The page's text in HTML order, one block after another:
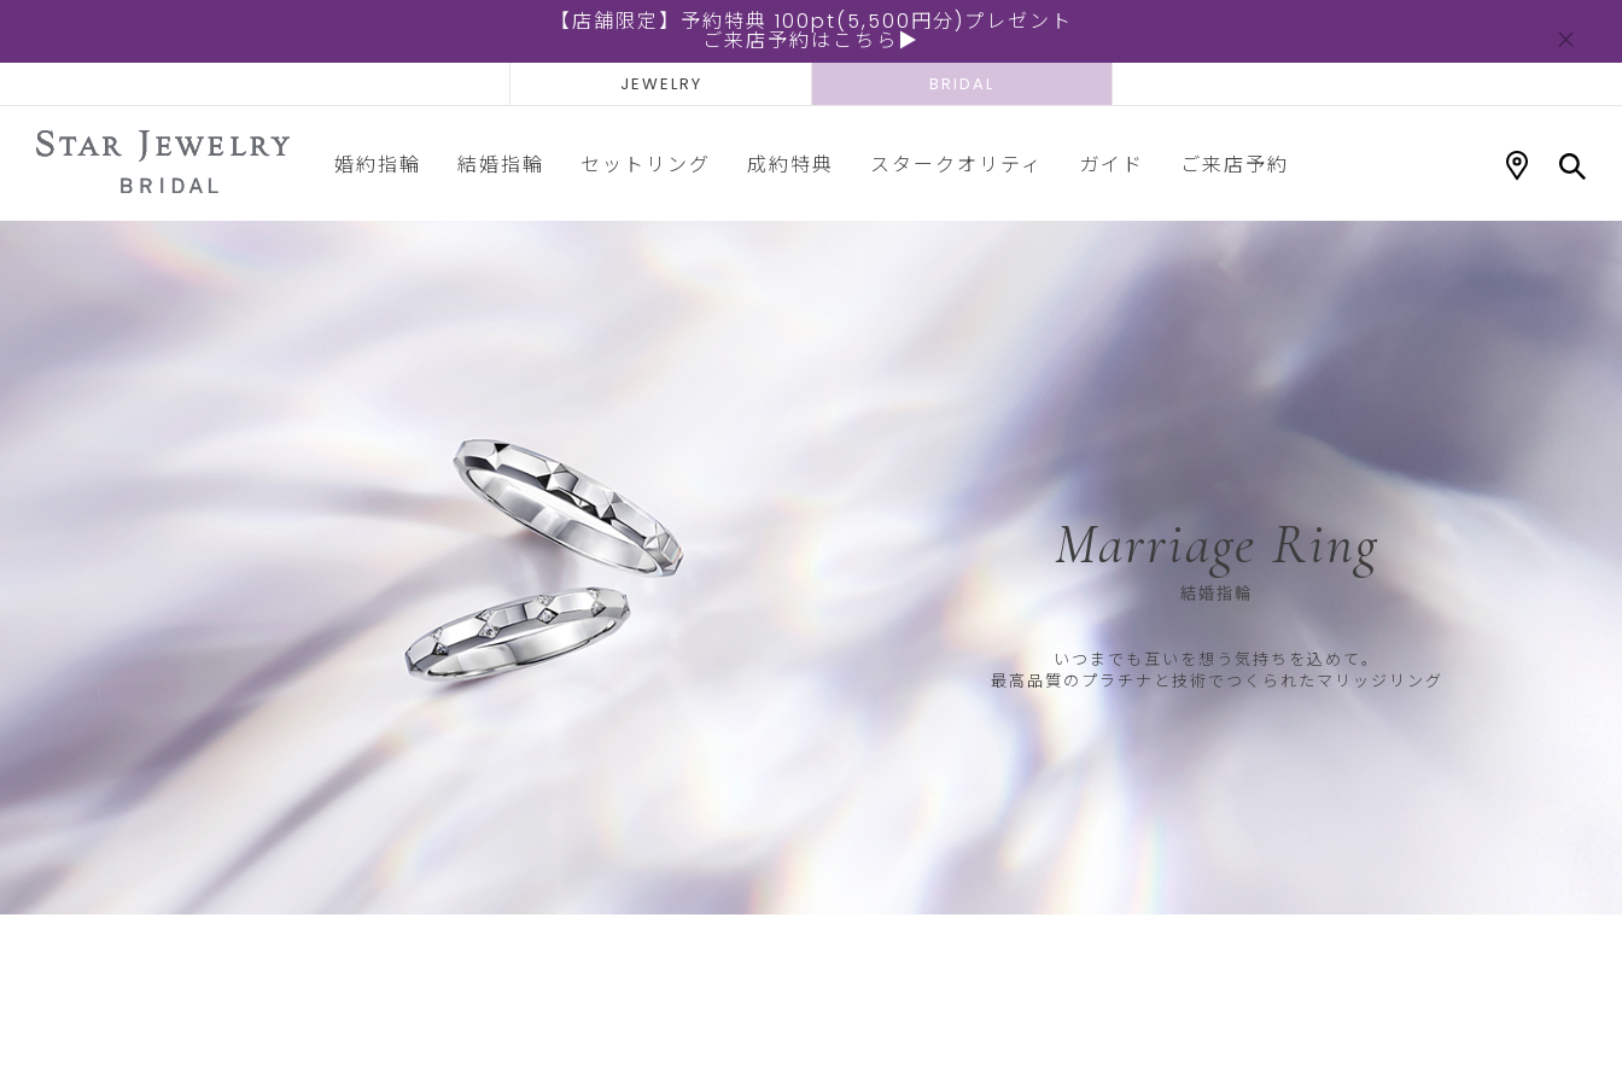
【店舗限定】予約特典 100pt(5,500円分)プレゼント
ご来店予約はこちら▶
JEWELRY BRIDAL
婚約指輪 結婚指輪 セットリング 成約特典 スタークオリティ ガイド ご来店予約
Marriage Ring
結婚指輪
いつまでも互いを想う気持ちを込めて。
最高品質のプラチナと技術でつくられたマリッジリング